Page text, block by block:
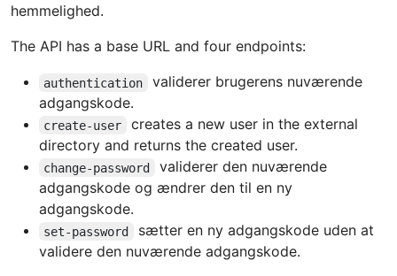
hemmelighed.
The API has a base URL and four endpoints:
authentication
validerer brugerens nuværende
adgangskode.
create-user
creates a new user in the external
directory and returns the created user.
change-password
validerer den nuværende
adgangskode og ændrer den til en ny
adgangskode.
set-password
sætter en ny adgangskode uden at
validere den nuværende adgangskode.